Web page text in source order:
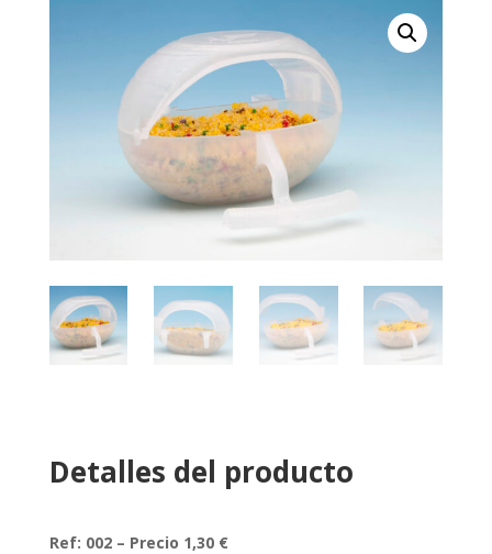
Detalles del producto
Ref: 002 – Precio 1,30 €